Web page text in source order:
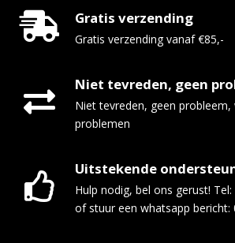
Gratis verzending
Gratis verzending vanaf €85,-
Niet tevreden, geen
Niet tevreden, geen
problemen
Uitstekende
Hulp nodig, bel ons gerust! Tel:
of stuur een whatsapp bericht: